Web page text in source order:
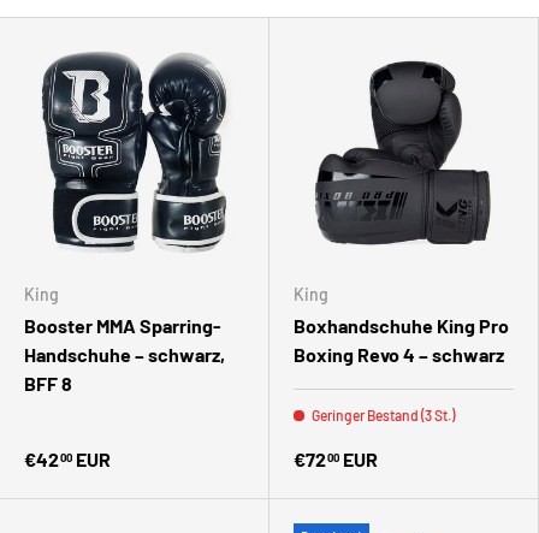
King
Booster MMA Sparring-
Handschuhe – schwarz,
BFF 8
€4200 EUR
King
Boxhandschuhe King Pro
Boxing Revo 4 – schwarz
Geringer Bestand (3 St.)
€7200 EUR